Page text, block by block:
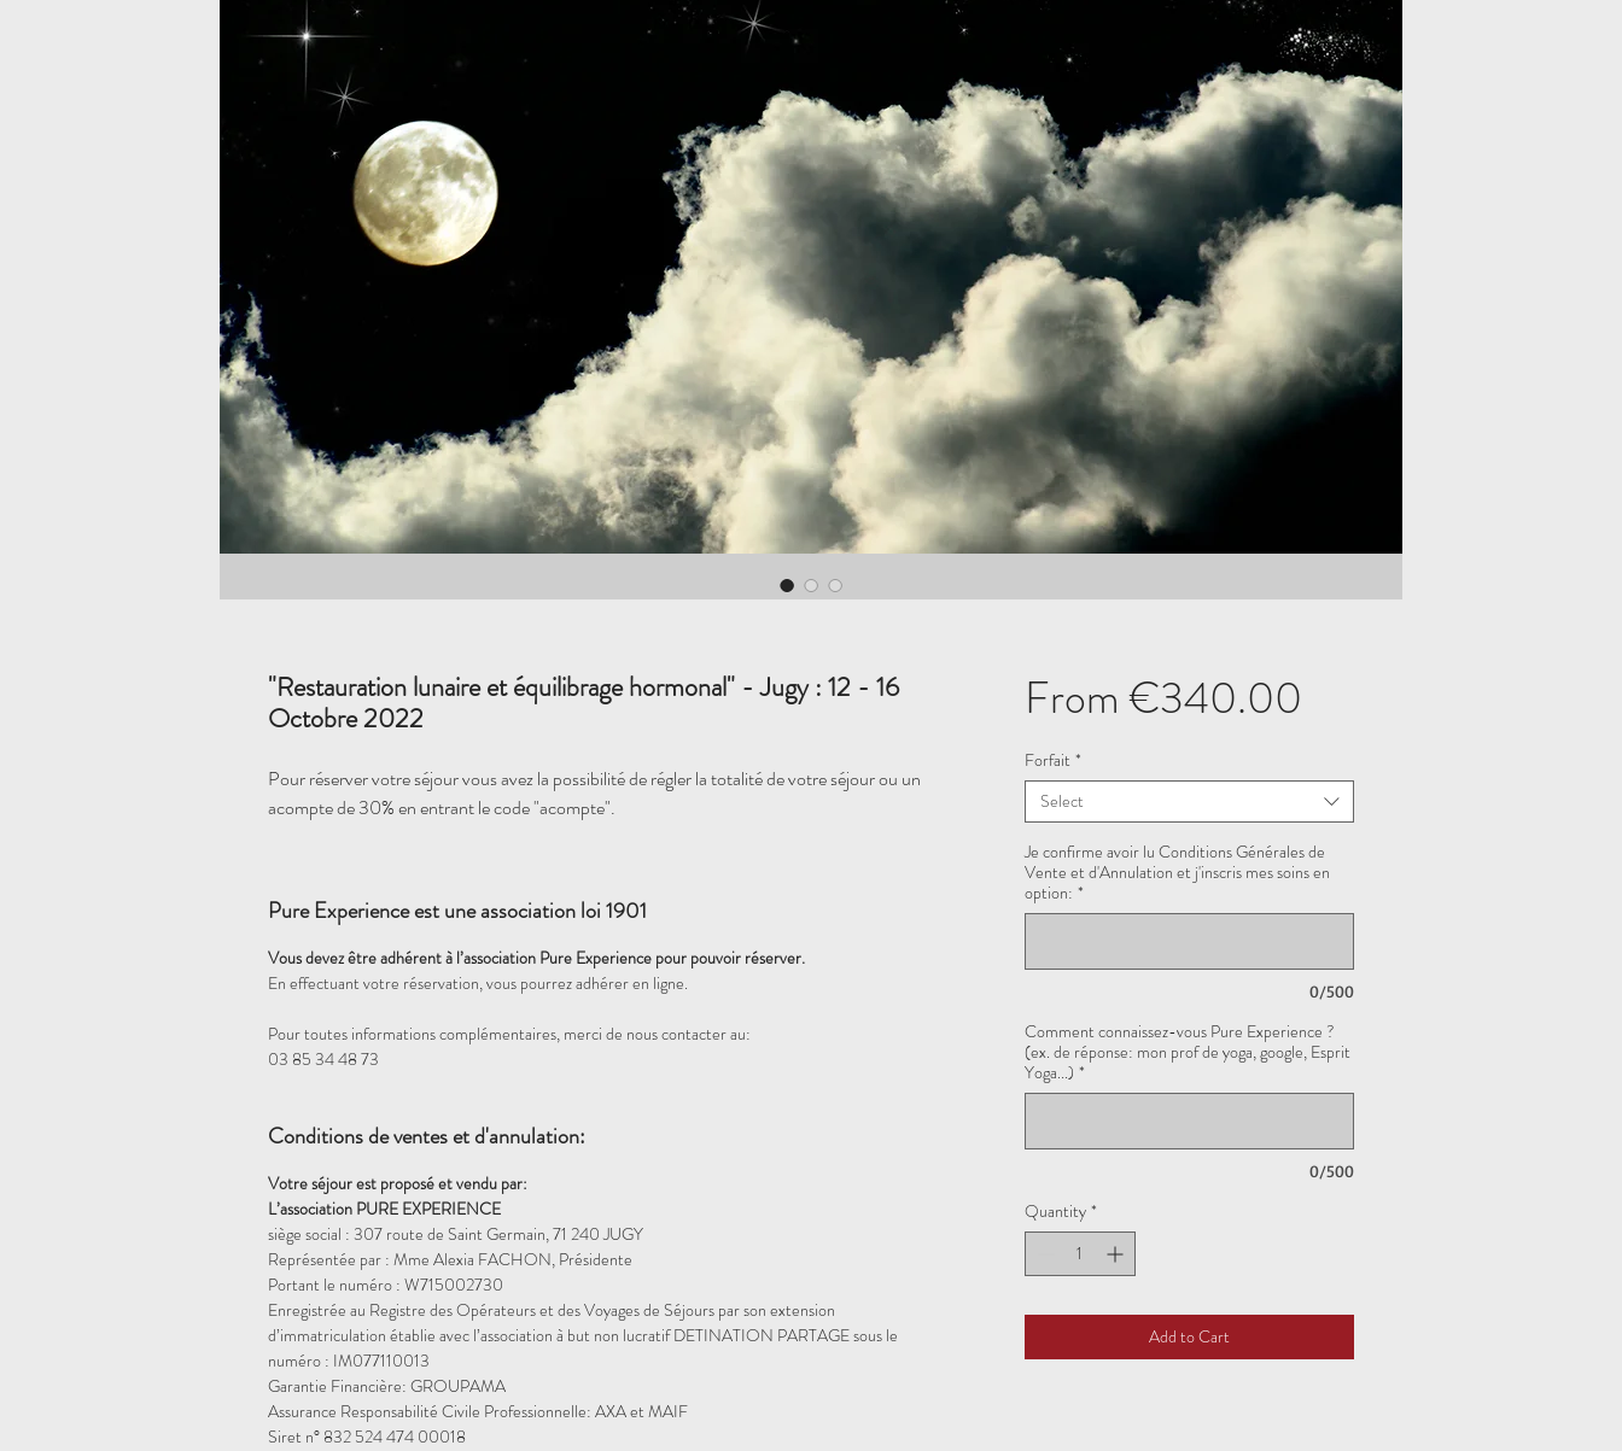
"Restauration lunaire et équilibrage hormonal" - Jugy : 12 - 16
Octobre 2022
Pour réserver votre séjour vous avez la possibilité de régler la totalité de votre séjour ou un
acompte de 30% en entrant le code "acompte".
Pure Experience est une association loi 1901
Vous devez être adhérent à l’association Pure Experience pour pouvoir réserver.
En effectuant votre réservation, vous pourrez adhérer en ligne.
Pour toutes informations complémentaires, merci de nous contacter au:
03 85 34 48 73
Conditions de ventes et d'annulation:
Votre séjour est proposé et vendu par:
L’association PURE EXPERIENCE
siège social : 307 route de Saint Germain, 71 240 JUGY
Représentée par : Mme Alexia FACHON, Présidente
Portant le numéro : W715002730
Enregistrée au Registre des Opérateurs et des Voyages de Séjours par son extension
d’immatriculation établie avec l’association à but non lucratif DETINATION PARTAGE sous le
numéro : IM077110013
Garantie Financière: GROUPAMA
Assurance Responsabilité Civile Professionnelle: AXA et MAIF
Siret n° 832 524 474 00018
From€340.00
Forfait *
Select
Je confirme avoir lu Conditions Générales de
Vente et d'Annulation et j'inscris mes soins en
option: *
0/500
Comment connaissez-vous Pure Experience ?
(ex. de réponse: mon prof de yoga, google, Esprit
Yoga...) *
0/500
Quantity *
Add to Cart